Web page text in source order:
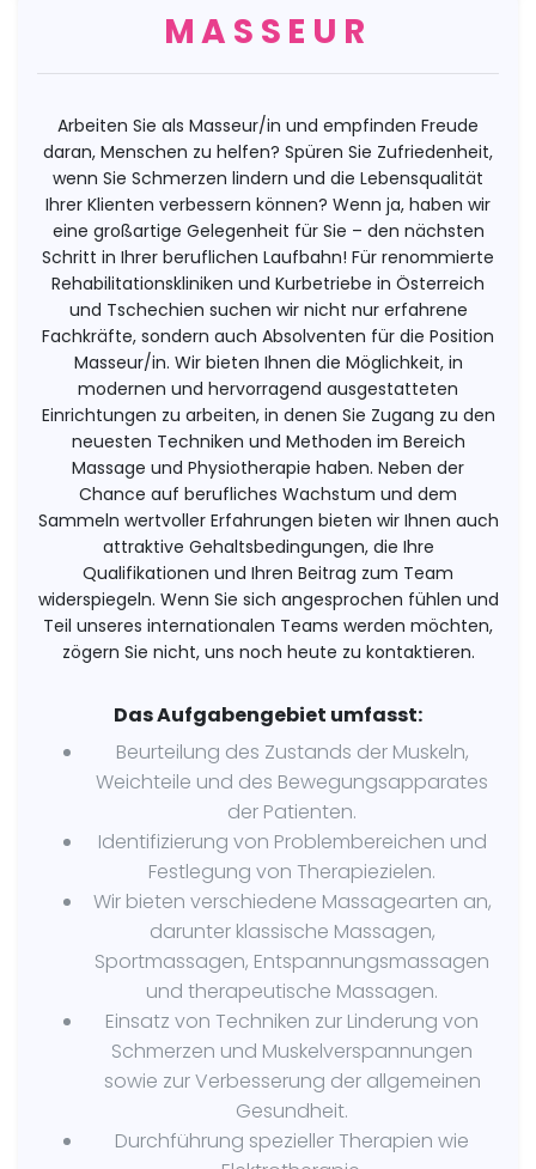
MASSEUR
Arbeiten Sie als Masseur/in und empfinden Freude
daran, Menschen zu helfen? Spüren Sie Zufriedenheit,
wenn Sie Schmerzen lindern und die Lebensqualität
Ihrer Klienten verbessern können? Wenn ja, haben wir
eine großartige Gelegenheit für Sie – den nächsten
Schritt in Ihrer beruflichen Laufbahn! Für renommierte
Rehabilitationskliniken und Kurbetriebe in Österreich
und Tschechien suchen wir nicht nur erfahrene
Fachkräfte, sondern auch Absolventen für die Position
Masseur/in. Wir bieten Ihnen die Möglichkeit, in
modernen und hervorragend ausgestatteten
Einrichtungen zu arbeiten, in denen Sie Zugang zu den
neuesten Techniken und Methoden im Bereich
Massage und Physiotherapie haben. Neben der
Chance auf berufliches Wachstum und dem
Sammeln wertvoller Erfahrungen bieten wir Ihnen auch
attraktive Gehaltsbedingungen, die Ihre
Qualifikationen und Ihren Beitrag zum Team
widerspiegeln. Wenn Sie sich angesprochen fühlen und
Teil unseres internationalen Teams werden möchten,
zögern Sie nicht, uns noch heute zu kontaktieren.
Das Aufgabengebiet umfasst:
Beurteilung des Zustands der Muskeln,
Weichteile und des Bewegungsapparates
der Patienten.
Identifizierung von Problembereichen und
Festlegung von Therapiezielen.
Wir bieten verschiedene Massagearten an,
darunter klassische Massagen,
Sportmassagen, Entspannungsmassagen
und therapeutische Massagen.
Einsatz von Techniken zur Linderung von
Schmerzen und Muskelverspannungen
sowie zur Verbesserung der allgemeinen
Gesundheit.
Durchführung spezieller Therapien wie